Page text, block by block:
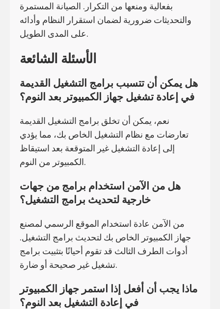
بفعالية ومنعها من التكرار. الصيانة المستمرة
والتحديثات ضرورية لضمان استقرار النظام وأدائه
على المدى الطويل.
الأسئلة الشائعة
هل يمكن أن تتسبب برامج التشغيل القديمة
في إعادة تشغيل جهاز الكمبيوتر بعد النوم؟
نعم، يمكن أن تخلق برامج التشغيل القديمة
تعارضات مع نظام التشغيل الخاص بك، مما يؤدي
إلى إعادة التشغيل غير المتوقعة بعد استيقاظ
الكمبيوتر من النوم.
هل من الآمن استخدام برامج من جهات
خارجية لتحديث برامج التشغيل؟
من الآمن عادة استخدام الموقع الرسمي لمصنع
جهاز الكمبيوتر الخاص بك لتحديث برامج التشغيل.
أدوات الطرف الثالث قد تقوم أحيانًا بتثبيت برامج
تشغيل غير صحيحة أو ضارة.
ماذا يجب أن أفعل إذا استمر جهاز الكمبيوتر
في إعادة التشغيل بعد النوم؟